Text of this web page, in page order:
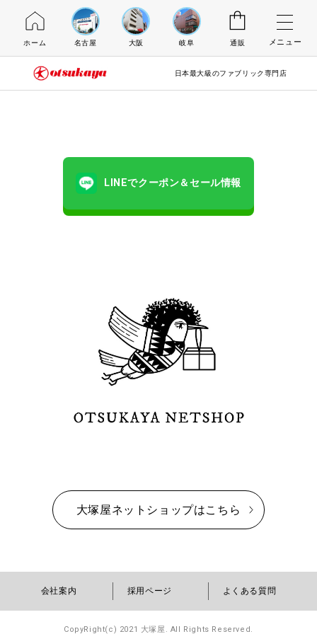
日本最大級のファブリック専門店
ホーム 名古屋 大阪 岐阜 通販 メニュー
LINEでクーポン＆セール情報
大塚屋ネットショップはこちら
会社案内 採用ページ よくある質問
CopyRight(c) 2021 大塚屋. All Rights Reserved.